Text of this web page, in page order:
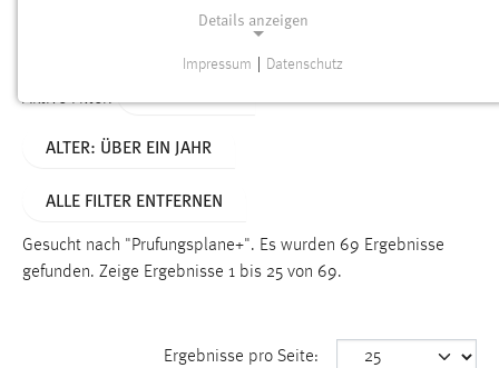
Aktive Filter:
ALTER: ÜBER EIN JAHR
ALLE FILTER ENTFERNEN
Gesucht nach "Prufungsplane+". Es wurden 69 Ergebnisse
gefunden. Zeige Ergebnisse 1 bis 25 von 69.
Ergebnisse pro Seite:
Details anzeigen
Funktionen und sind für die einwandfreie Funktion der
Name:
Dieser Cookie speichert die ausgewählten Einverständnis-
Impressum Datenschutz